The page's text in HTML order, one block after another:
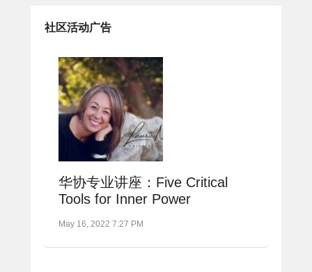
社区活动广告
华协专业讲座：Five Critical
Tools for Inner Power
May 16, 2022 7:27 PM